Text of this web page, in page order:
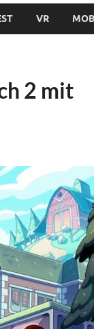
VR
2 mit